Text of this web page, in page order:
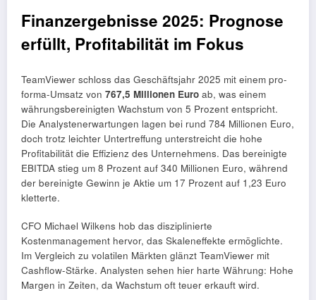
Finanzergebnisse 2025: Prognose
erfüllt, Profitabilität im Fokus
TeamViewer schloss das Geschäftsjahr 2025 mit einem pro-
forma-Umsatz von 767,5 Millionen Euro ab, was einem
währungsbereinigten Wachstum von 5 Prozent entspricht.
Die Analystenerwartungen lagen bei rund 784 Millionen Euro,
doch trotz leichter Untertreffung unterstreicht die hohe
Profitabilität die Effizienz des Unternehmens. Das bereinigte
EBITDA stieg um 8 Prozent auf 340 Millionen Euro, während
der bereinigte Gewinn je Aktie um 17 Prozent auf 1,23 Euro
kletterte.
CFO Michael Wilkens hob das disziplinierte
Kostenmanagement hervor, das Skaleneffekte ermöglichte.
Im Vergleich zu volatilen Märkten glänzt TeamViewer mit
Cashflow-Stärke. Analysten sehen hier harte Währung: Hohe
Margen in Zeiten, da Wachstum oft teuer erkauft wird.